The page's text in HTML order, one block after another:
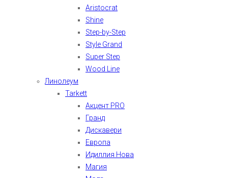
Aristocrat
Shine
Step-by-Step
Style Grand
Super Step
Wood Line
Линолеум
Tarkett
Акцент PRO
Гранд
Дискавери
Европа
Идиллия Нова
Магия